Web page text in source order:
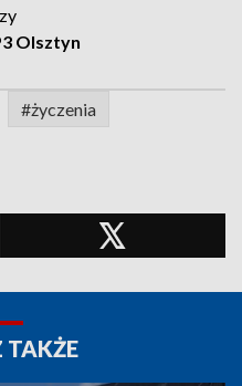
Olsztyn
#życzenia
TAKŻE